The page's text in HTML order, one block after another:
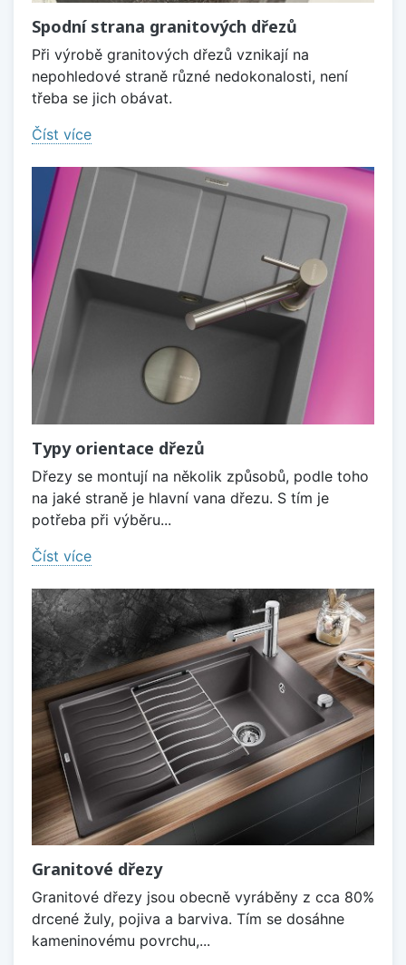
Spodní strana granitových dřezů
Při výrobě granitových dřezů vznikají na
nepohledové straně různé nedokonalosti, není
třeba se jich obávat.
Číst více
Typy orientace dřezů
Dřezy se montují na několik způsobů, podle toho
na jaké straně je hlavní vana dřezu. S tím je
potřeba při výběru...
Číst více
Granitové dřezy
Granitové dřezy jsou obecně vyráběny z cca 80%
drcené žuly, pojiva a barviva. Tím se dosáhne
kameninovému povrchu,...